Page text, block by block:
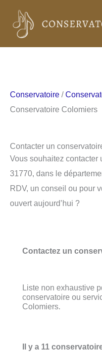
contenu
Conservatoire /
Conservatoire Colomiers
Contacter un
Vous souhaitez contacter
31770, dans le
RDV, un conseil ou pour
ouvert aujourd’hui ?
Contactez un
Liste non exhaustive
conservatoire ou
Colomiers.
Il y a 11